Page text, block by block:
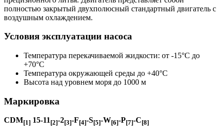
полностью закрытый двухполюсный стандартный двигатель с
воздушным охлаждением.
Условия эксплуатации насоса
Температура перекачиваемой жидкости: от -15°C до
+70°C
Температура окружающей среды до +40°C
Высота над уровнем моря до 1000 м
Маркировка
CDM[1] 15-11 [2]-2[3]-F[4]-S[5]-W[6]-P[7]-C[8]